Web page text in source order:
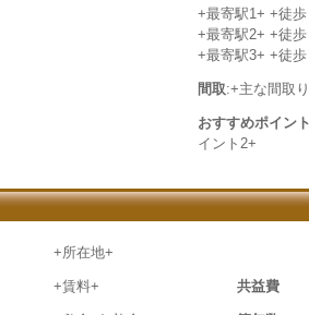
+最寄駅1+ +徒
+最寄駅2+ +徒
+最寄駅3+ +徒
間取:+主な間取
おすすめポイン
イント2+
+所在地+
+賃料+ 共益費